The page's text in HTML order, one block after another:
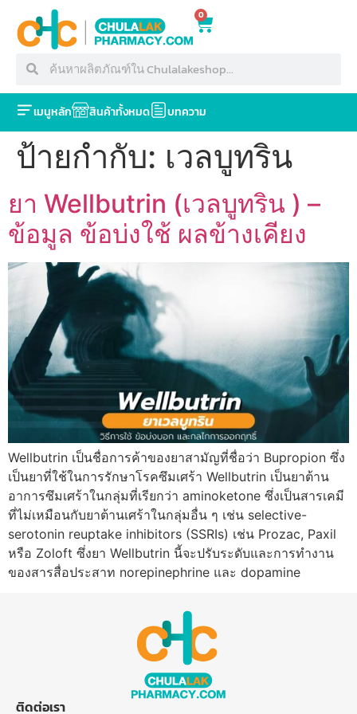
0
เมนูหลัก สินค้าทั้งหมด บทความ
ป้ายกำกับ: เวลบูทริน
ยา Wellbutrin (เวลบูทริน ) –
ข้อมูล ข้อบ่งใช้ ผลข้างเคียง
Wellbutrin เป็นชื่อการค้าของยาสามัญที่ชื่อว่า Bupropion ซึ่ง
เป็นยาที่ใช้ในการรักษาโรคซึมเศร้า Wellbutrin เป็นยาต้าน
อาการซึมเศร้าในกลุ่มที่เรียกว่า aminoketone ซึ่งเป็นสารเคมี
ที่ไม่เหมือนกับยาต้านเศร้าในกลุ่มอื่น ๆ เช่น selective-
serotonin reuptake inhibitors (SSRIs) เช่น Prozac, Paxil
หรือ Zoloft ซึ่งยา Wellbutrin นี้จะปรับระดับและการทำงาน
ของสารสื่อประสาท norepinephrine และ dopamine
ติดต่อเรา